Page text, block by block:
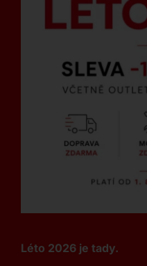
Léto 2026 je tady.